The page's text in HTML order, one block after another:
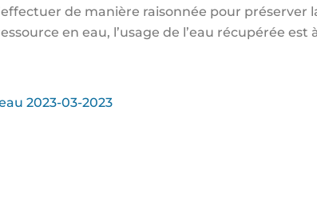
de manière raisonnée pour préserver
en eau, l’usage de l’eau récupérée est
2023-03-2023